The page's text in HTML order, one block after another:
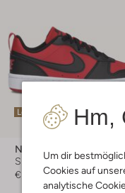
Hm,
Um dir
Cookies auf
analytische
Letzte Größen
Nike
Sneaker Low
€ 64,95